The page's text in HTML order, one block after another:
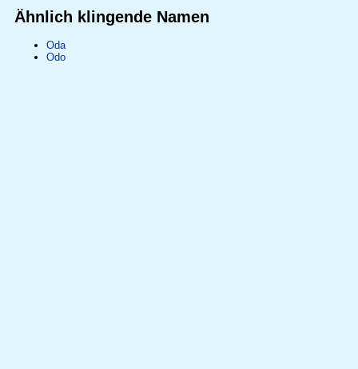
Ähnlich klingende Namen
Oda
Odo